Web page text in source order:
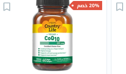
20% خصم